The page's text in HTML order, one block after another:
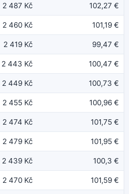
2 487 Kč 102,27 €
2 460 Kč 101,19 €
2 419 Kč 99,47 €
2 443 Kč 100,47 €
2 449 Kč 100,73 €
2 455 Kč 100,96 €
2 474 Kč 101,75 €
2 479 Kč 101,95 €
2 439 Kč 100,3 €
2 470 Kč 101,59 €